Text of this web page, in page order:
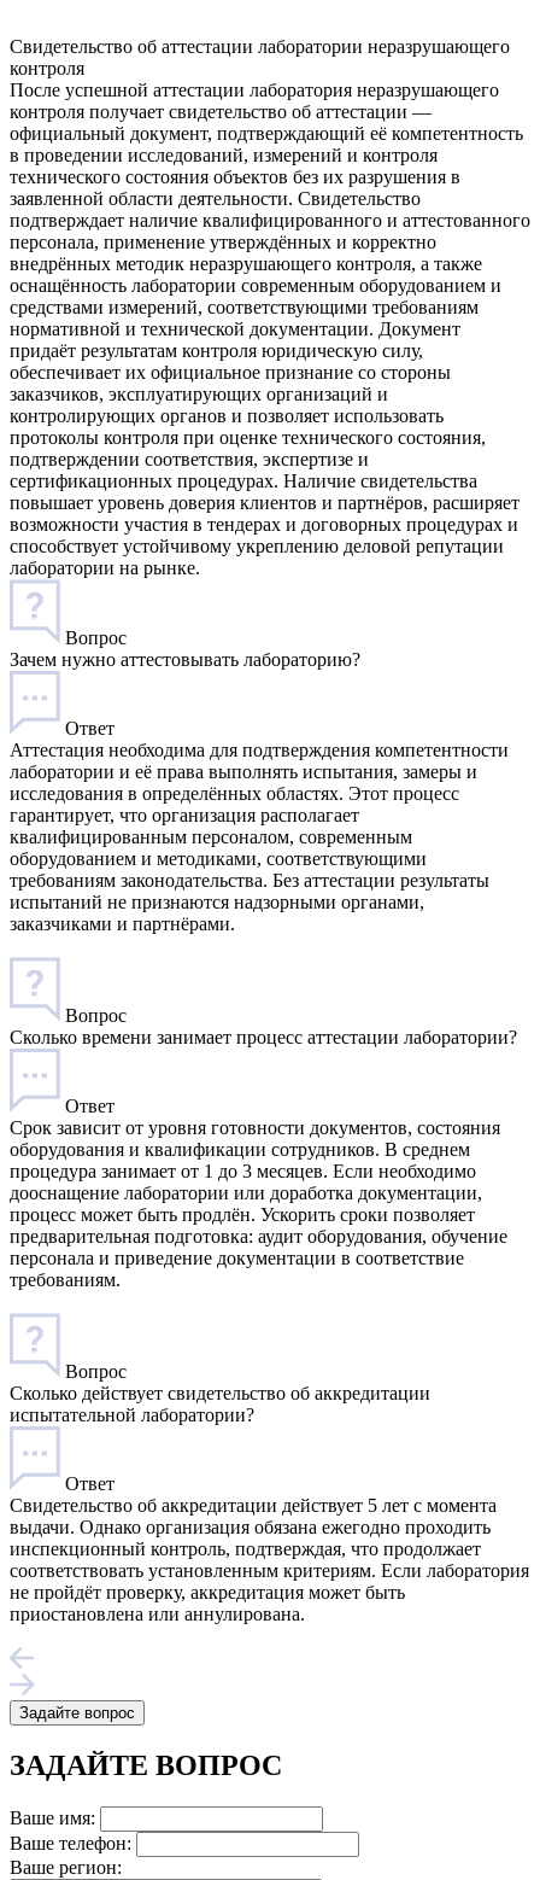
Свидетельство об аттестации лаборатории неразрушающего
контроля
После успешной аттестации лаборатория неразрушающего
контроля получает свидетельство об аттестации —
официальный документ, подтверждающий её компетентность
в проведении исследований, измерений и контроля
технического состояния объектов без их разрушения в
заявленной области деятельности. Свидетельство
подтверждает наличие квалифицированного и аттестованного
персонала, применение утверждённых и корректно
внедрённых методик неразрушающего контроля, а также
оснащённость лаборатории современным оборудованием и
средствами измерений, соответствующими требованиям
нормативной и технической документации. Документ
придаёт результатам контроля юридическую силу,
обеспечивает их официальное признание со стороны
заказчиков, эксплуатирующих организаций и
контролирующих органов и позволяет использовать
протоколы контроля при оценке технического состояния,
подтверждении соответствия, экспертизе и
сертификационных процедурах. Наличие свидетельства
повышает уровень доверия клиентов и партнёров, расширяет
возможности участия в тендерах и договорных процедурах и
способствует устойчивому укреплению деловой репутации
лаборатории на рынке.
Вопрос
Зачем нужно аттестовывать лабораторию?
Ответ
Аттестация необходима для подтверждения компетентности
лаборатории и её права выполнять испытания, замеры и
исследования в определённых областях. Этот процесс
гарантирует, что организация располагает
квалифицированным персоналом, современным
оборудованием и методиками, соответствующими
требованиям законодательства. Без аттестации результаты
испытаний не признаются надзорными органами,
заказчиками и партнёрами.
Вопрос
Сколько времени занимает процесс аттестации лаборатории?
Ответ
Срок зависит от уровня готовности документов, состояния
оборудования и квалификации сотрудников. В среднем
процедура занимает от 1 до 3 месяцев. Если необходимо
дооснащение лаборатории или доработка документации,
процесс может быть продлён. Ускорить сроки позволяет
предварительная подготовка: аудит оборудования, обучение
персонала и приведение документации в соответствие
требованиям.
Вопрос
Сколько действует свидетельство об аккредитации
испытательной лаборатории?
Ответ
Свидетельство об аккредитации действует 5 лет с момента
выдачи. Однако организация обязана ежегодно проходить
инспекционный контроль, подтверждая, что продолжает
соответствовать установленным критериям. Если лаборатория
не пройдёт проверку, аккредитация может быть
приостановлена или аннулирована.
Задайте вопрос
ЗАДАЙТЕ ВОПРОС
Ваше имя:
Ваше телефон:
Ваше регион: